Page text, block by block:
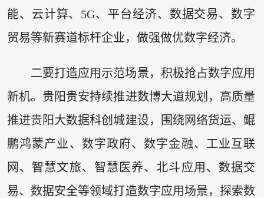
能、云计算、5G、平台经济、数据交易、数字
贸易等新赛道标杆企业，做强做优数字经济。
二要打造应用示范场景，积极抢占数字应用
新机。贵阳贵安持续推进数博大道规划，高质量
推进贵阳大数据科创城建设，围绕网络货运、鲲
鹏鸿蒙产业、数字政府、数字金融、工业互联
网、智慧文旅、智慧医养、北斗应用、数据交
易、数据安全等领域打造数字应用场景，探索数